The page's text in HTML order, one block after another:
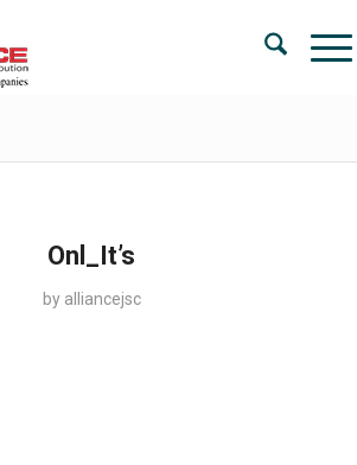
Onl_It’s
by alliancejsc